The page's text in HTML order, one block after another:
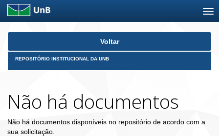
Skip
Voltar
REPOSITÓRIO INSTITUCIONAL DA UNB
Não há documentos
Não há documentos disponíveis no repositório de acordo com a
sua solicitação.